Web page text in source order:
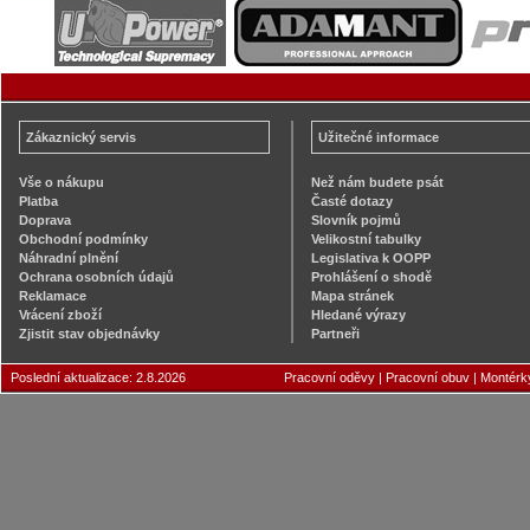
Zákaznický servis
Vše o nákupu
Platba
Doprava
Obchodní podmínky
Náhradní plnění
Ochrana osobních údajů
Reklamace
Vrácení zboží
Zjistit stav objednávky
Užitečné informace
Než nám budete psát
Časté dotazy
Slovník pojmů
Velikostní tabulky
Legislativa k OOPP
Prohlášení o shodě
Mapa stránek
Hledané výrazy
Partneři
Poslední aktualizace: 2.8.2026 Pracovní oděvy | Pracovní obuv |